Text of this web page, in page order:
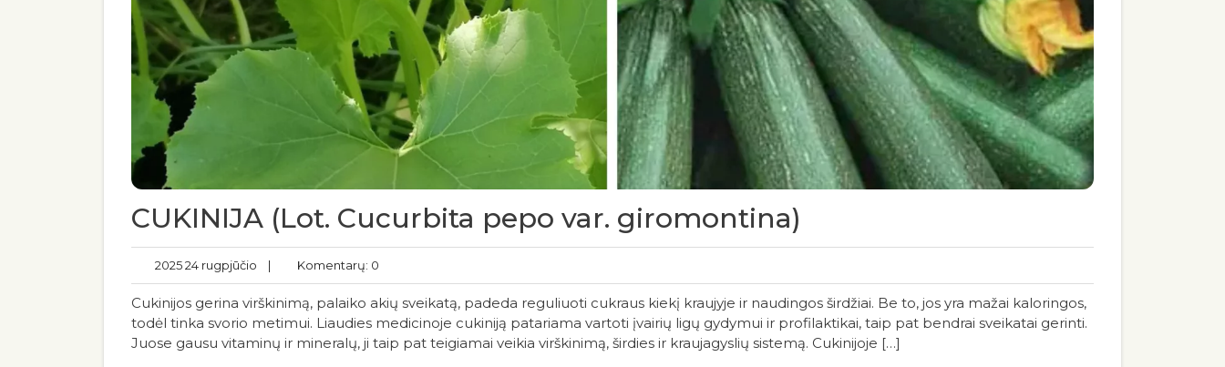
CUKINIJA (Lot. Cucurbita pepo var. giromontina)
2025 24 rugpjūčio | Komentarų: 0
Cukinijos gerina virškinimą, palaiko akių sveikatą, padeda reguliuoti cukraus kiekį kraujyje ir naudingos širdžiai. Be to, jos yra mažai kaloringos,
todėl tinka svorio metimui. Liaudies medicinoje cukiniją patariama vartoti įvairių ligų gydymui ir profilaktikai, taip pat bendrai sveikatai gerinti.
Juose gausu vitaminų ir mineralų, ji taip pat teigiamai veikia virškinimą, širdies ir kraujagyslių sistemą. Cukinijoje […]